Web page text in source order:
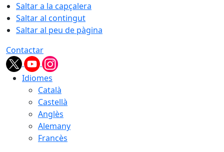
Saltar a la capçalera
Saltar al contingut
Saltar al peu de pàgina
Contactar
Idiomes
Català
Castellà
Anglès
Alemany
Francès